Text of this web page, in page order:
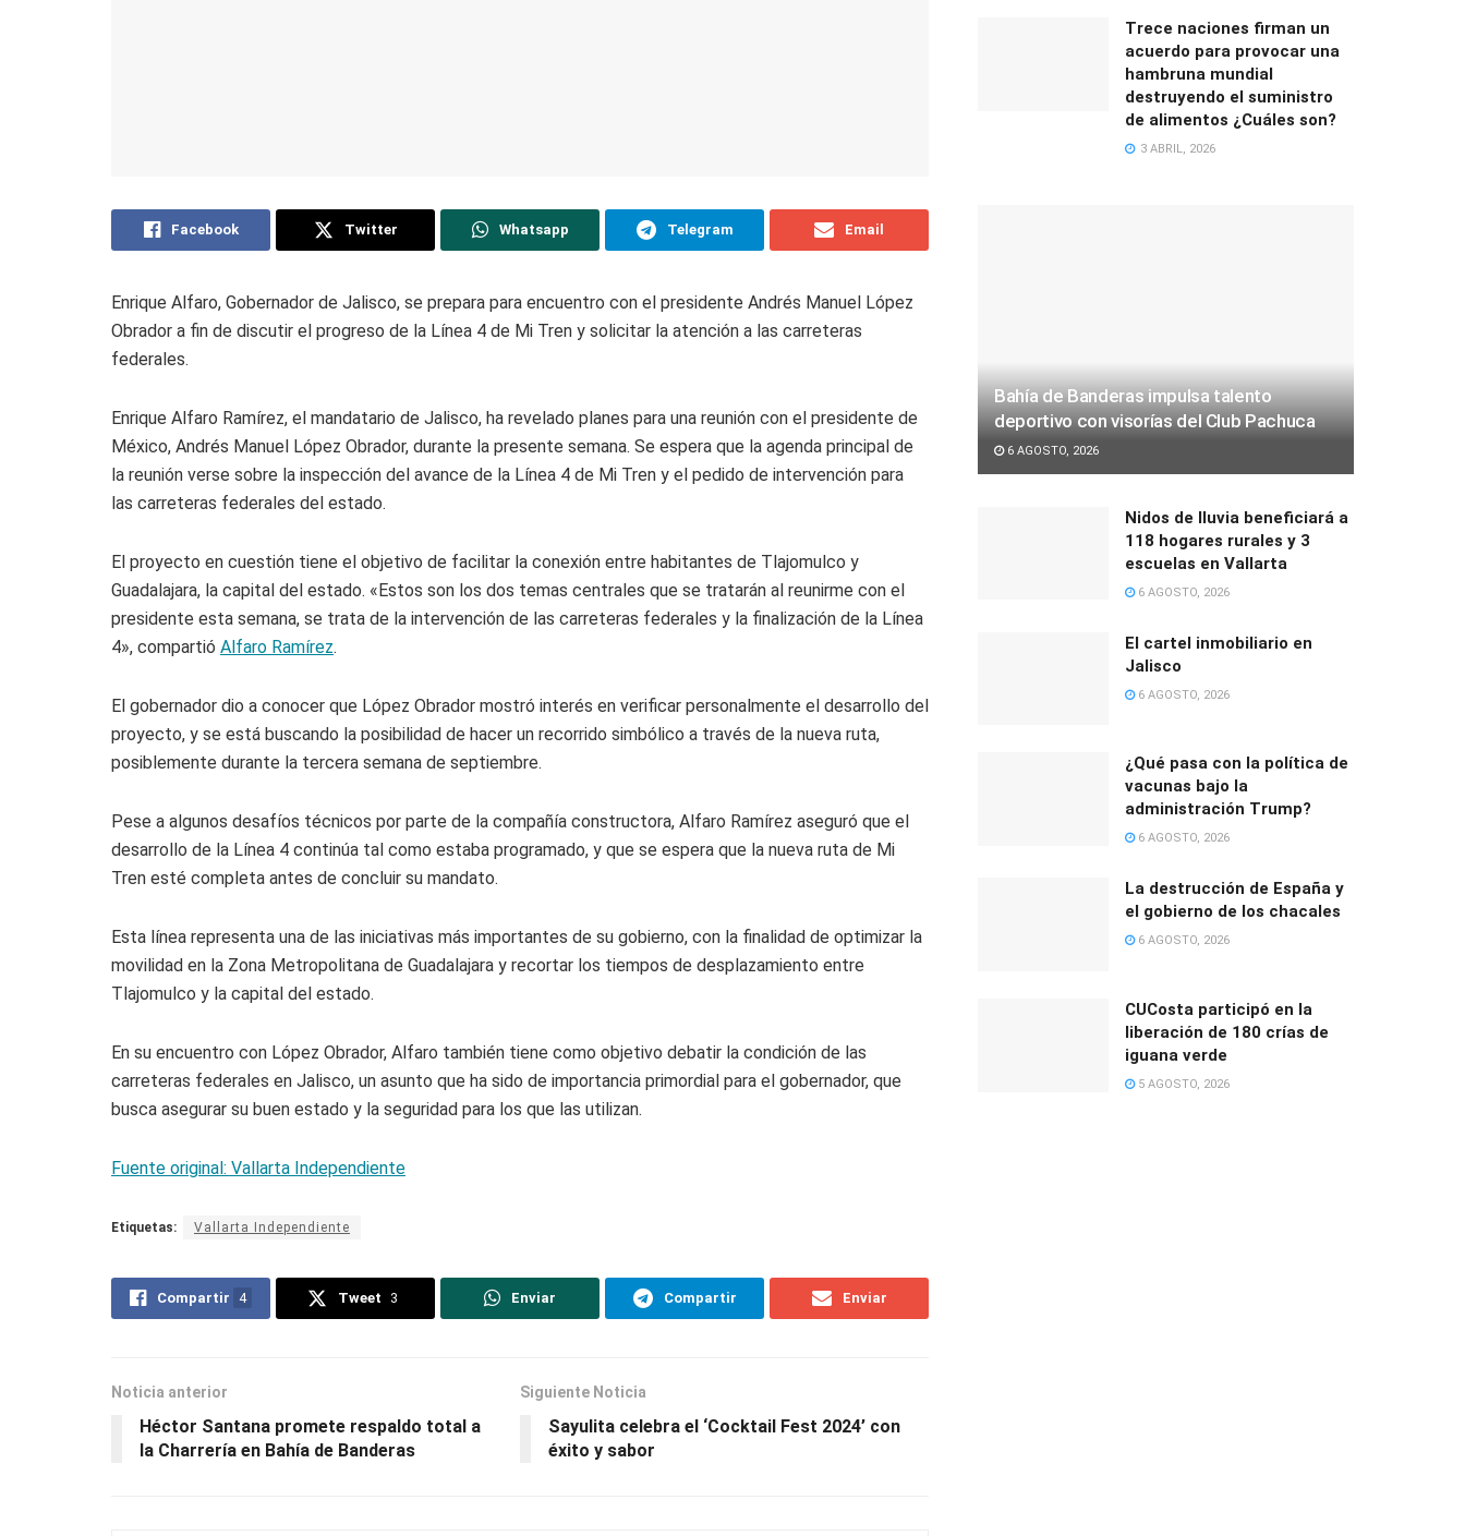
Facebook Twitter Whatsapp Telegram Email
Enrique Alfaro, Gobernador de Jalisco, se prepara para encuentro con el presidente Andrés Manuel López
Obrador a fin de discutir el progreso de la Línea 4 de Mi Tren y solicitar la atención a las carreteras
federales.
Enrique Alfaro Ramírez, el mandatario de Jalisco, ha revelado planes para una reunión con el presidente de
México, Andrés Manuel López Obrador, durante la presente semana. Se espera que la agenda principal de
la reunión verse sobre la inspección del avance de la Línea 4 de Mi Tren y el pedido de intervención para
las carreteras federales del estado.
El proyecto en cuestión tiene el objetivo de facilitar la conexión entre habitantes de Tlajomulco y
Guadalajara, la capital del estado. «Estos son los dos temas centrales que se tratarán al reunirme con el
presidente esta semana, se trata de la intervención de las carreteras federales y la finalización de la Línea
4», compartió Alfaro Ramírez.
El gobernador dio a conocer que López Obrador mostró interés en verificar personalmente el desarrollo del
proyecto, y se está buscando la posibilidad de hacer un recorrido simbólico a través de la nueva ruta,
posiblemente durante la tercera semana de septiembre.
Pese a algunos desafíos técnicos por parte de la compañía constructora, Alfaro Ramírez aseguró que el
desarrollo de la Línea 4 continúa tal como estaba programado, y que se espera que la nueva ruta de Mi
Tren esté completa antes de concluir su mandato.
Esta línea representa una de las iniciativas más importantes de su gobierno, con la finalidad de optimizar la
movilidad en la Zona Metropolitana de Guadalajara y recortar los tiempos de desplazamiento entre
Tlajomulco y la capital del estado.
En su encuentro con López Obrador, Alfaro también tiene como objetivo debatir la condición de las
carreteras federales en Jalisco, un asunto que ha sido de importancia primordial para el gobernador, que
busca asegurar su buen estado y la seguridad para los que las utilizan.
Fuente original: Vallarta Independiente
Etiquetas: Vallarta Independiente
Compartir 4 Tweet 3 Enviar Compartir Enviar
Noticia anterior
Héctor Santana promete respaldo total a
la Charrería en Bahía de Banderas
Siguiente Noticia
Sayulita celebra el ‘Cocktail Fest 2024’ con
éxito y sabor
Trece naciones firman un
acuerdo para provocar una
hambruna mundial
destruyendo el suministro
de alimentos ¿Cuáles son?
3 ABRIL, 2026
Bahía de Banderas impulsa talento
deportivo con visorías del Club Pachuca
6 AGOSTO, 2026
Nidos de lluvia beneficiará a
118 hogares rurales y 3
escuelas en Vallarta
6 AGOSTO, 2026
El cartel inmobiliario en
Jalisco
6 AGOSTO, 2026
¿Qué pasa con la política de
vacunas bajo la
administración Trump?
6 AGOSTO, 2026
La destrucción de España y
el gobierno de los chacales
6 AGOSTO, 2026
CUCosta participó en la
liberación de 180 crías de
iguana verde
5 AGOSTO, 2026